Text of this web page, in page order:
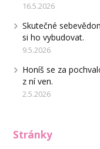
16.5.2026
Skutečné
si ho vybudovat.
9.5.2026
Honíš se za
z ní ven.
2.5.2026
Stránky